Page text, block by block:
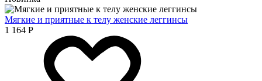
Мягкие и приятные к телу женские леггинсы
1 164 Р